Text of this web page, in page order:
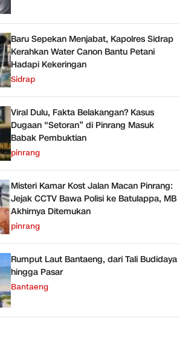
Baru Sepekan Menjabat, Kapolres Sidrap
Kerahkan Water Canon Bantu Petani
Hadapi Kekeringan
Sidrap
Viral Dulu, Fakta Belakangan? Kasus
Dugaan “Setoran” di Pinrang Masuk
Babak Pembuktian
pinrang
Misteri Kamar Kost Jalan Macan Pinrang:
Jejak CCTV Bawa Polisi ke Batulappa, MB
Akhirnya Ditemukan
pinrang
Rumput Laut Bantaeng, dari Tali Budidaya
hingga Pasar
Bantaeng